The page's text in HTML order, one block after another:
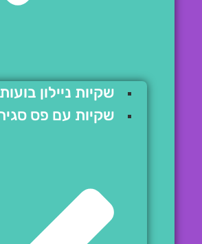
שקיות ניילון בועות
שקיות עם פס סגירה